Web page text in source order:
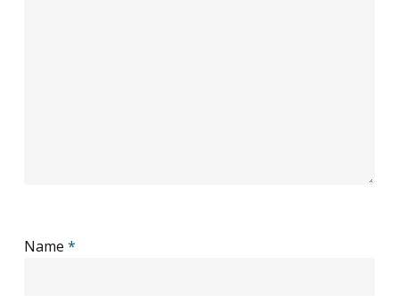
Name *